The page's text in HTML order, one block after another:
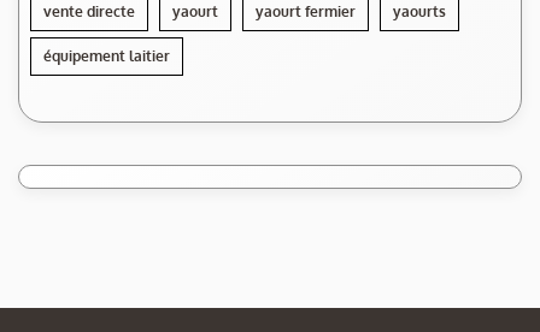
vente directe yaourt yaourt fermier yaourts
équipement laitier